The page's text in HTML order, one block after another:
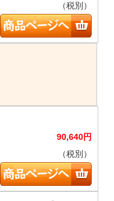
（税別）
90,640円
（税別）